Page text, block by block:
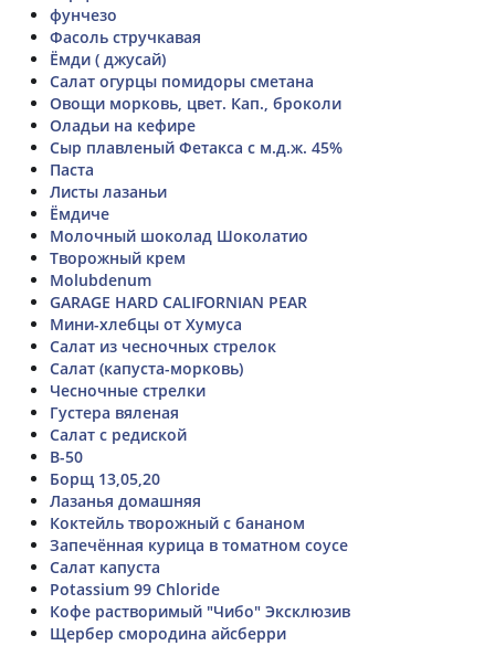
фунчезо
Фасоль стручкавая
Ёмди ( джусай)
Салат огурцы помидоры сметана
Овощи морковь, цвет. Кап., броколи
Оладьи на кефире
Сыр плавленый Фетакса с м.д.ж. 45%
Паста
Листы лазаньи
Ёмдиче
Молочный шоколад Шоколатио
Творожный крем
Molubdenum
GARAGE HARD CALIFORNIAN PEAR
Мини-хлебцы от Хумуса
Салат из чесночных стрелок
Салат (капуста-морковь)
Чесночные стрелки
Густера вяленая
Салат с редиской
B-50
Борщ 13,05,20
Лазанья домашняя
Коктейль творожный с бананом
Запечённая курица в томатном соусе
Салат капуста
Potassium 99 Chloride
Кофе растворимый "Чибо" Эксклюзив
Щербер смородина айсберри